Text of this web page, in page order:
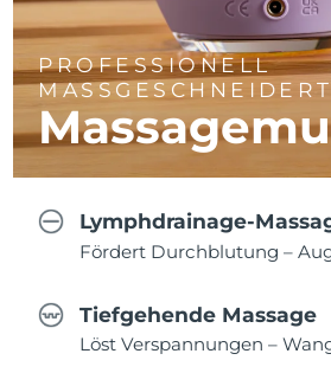
PROFESSIONELL
MASSGESCHNEIDERT
Lymphdrainage-
Fördert Durchblutung –
Tiefgehende Massage
Löst Verspannungen –